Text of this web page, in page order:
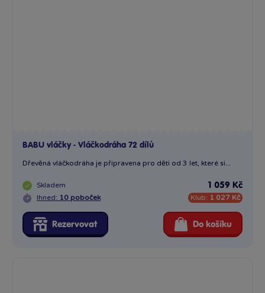
BABU vláčky - Vláčkodráha 72 dílů
Dřevěná vláčkodráha je připravena pro děti od 3 let, které si...
Skladem
Ihned: 10 poboček
1 059 Kč
Klub: 1 027 Kč
Rezervovat Do košíku